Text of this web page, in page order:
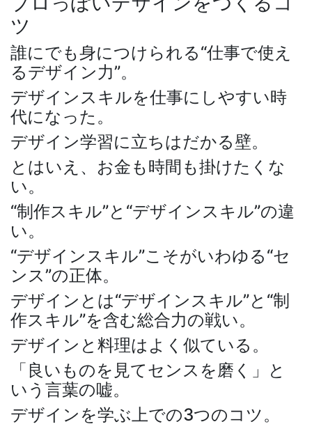
ツ
誰にでも身につけられる“仕事で使え
るデザイン力”。
デザインスキルを仕事にしやすい時
代になった。
デザイン学習に立ちはだかる壁。
とはいえ、お金も時間も掛けたくな
い。
“制作スキル”と“デザインスキル”の違
い。
“デザインスキル”こそがいわゆる“セ
ンス”の正体。
デザインとは“デザインスキル”と“制
作スキル”を含む総合力の戦い。
デザインと料理はよく似ている。
「良いものを見てセンスを磨く」と
いう言葉の嘘。
デザインを学ぶ上での3つのコツ。